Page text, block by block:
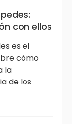
con ellos
es el
cómo
la
de los